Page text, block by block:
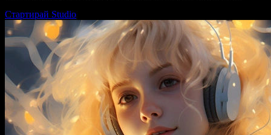
Стартирай Studio